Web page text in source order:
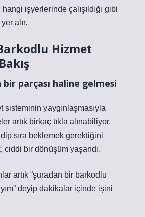
hangi işyerlerinde çalışıldığı gibi
alır.
Hizmet
bir parçası haline gelmesi
sisteminin yaygınlaşmasıyla
artık birkaç tıkla alınabiliyor.
sıra beklemek gerektiğini
ciddi bir dönüşüm yaşandı.
artık “şuradan bir barkodlu
deyip dakikalar içinde işini